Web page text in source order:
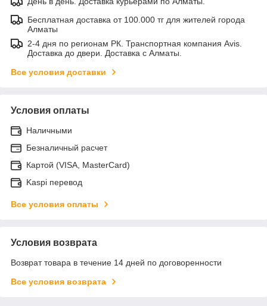
Бесплатная доставка от 100.000 тг для жителей города
Алматы
2-4 дня по регионам РК. Транспортная компания Avis.
Доставка до двери. Доставка с Алматы.
Все условия доставки
Условия оплаты
Наличными
Безналичный расчет
Картой (VISA, MasterCard)
Kaspi перевод
Все условия оплаты
Условия возврата
Возврат товара в течение 14 дней по договоренности
Все условия возврата